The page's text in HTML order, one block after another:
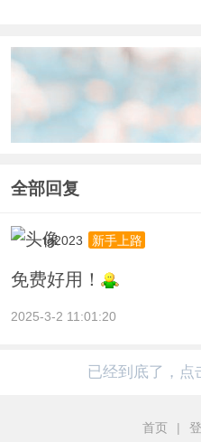
全部回复
tg2023 新手上路
免费好用！
2025-3-2 11:01:20
已经到底了，点
首页 |